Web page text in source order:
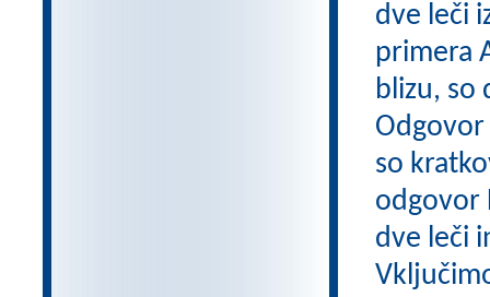
dve leči
primera
blizu, so
so
odgovor
dve leči